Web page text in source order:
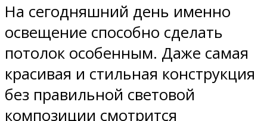
На сегодняшний день именно
освещение способно сделать
потолок особенным. Даже самая
красивая и стильная конструкция
без правильной световой
композиции смотрится